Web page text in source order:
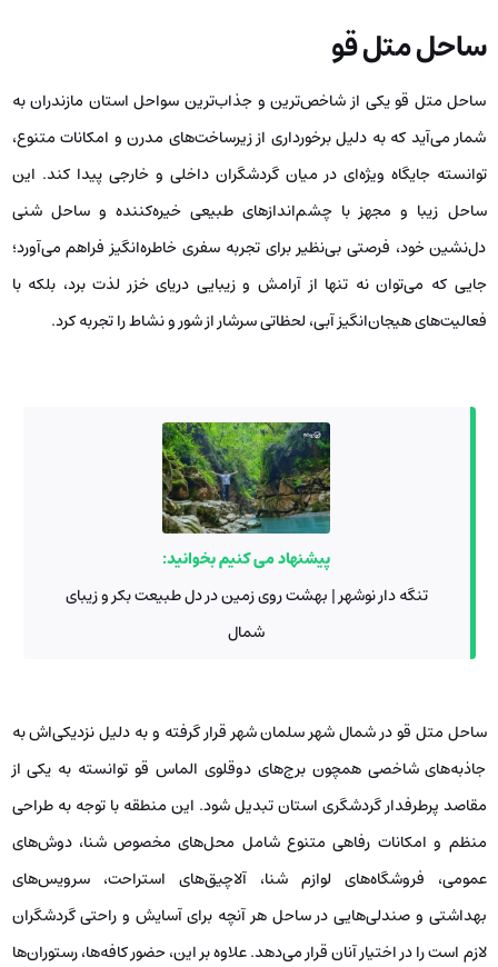
ساحل متل قو
ساحل متل قو یکی از شاخص‌ترین و جذاب‌ترین سواحل استان مازندران به
شمار می‌آید که به دلیل برخورداری از زیرساخت‌های مدرن و امکانات متنوع،
توانسته جایگاه ویژه‌ای در میان گردشگران داخلی و خارجی پیدا کند. این
ساحل زیبا و مجهز با چشم‌اندازهای طبیعی خیره‌کننده و ساحل شنی
دل‌نشین خود، فرصتی بی‌نظیر برای تجربه سفری خاطره‌انگیز فراهم می‌آورد؛
جایی که می‌توان نه تنها از آرامش و زیبایی دریای خزر لذت برد، بلکه با
فعالیت‌های هیجان‌انگیز آبی، لحظاتی سرشار از شور و نشاط را تجربه کرد.
پیشنهاد می کنیم بخوانید:
تنگه دار نوشهر | بهشت روی زمین در دل طبیعت بکر و زیبای
شمال
ساحل متل قو در شمال شهر سلمان شهر قرار گرفته و به دلیل نزدیکی‌اش به
جاذبه‌های شاخصی همچون برج‌های دوقلوی الماس قو توانسته به یکی از
مقاصد پرطرفدار گردشگری استان تبدیل شود. این منطقه با توجه به طراحی
منظم و امکانات رفاهی متنوع شامل محل‌های مخصوص شنا، دوش‌های
عمومی، فروشگاه‌های لوازم شنا، آلاچیق‌های استراحت، سرویس‌های
بهداشتی و صندلی‌هایی در ساحل هر آنچه برای آسایش و راحتی گردشگران
لازم است را در اختیار آنان قرار می‌دهد. علاوه بر این، حضور کافه‌ها، رستوران‌ها